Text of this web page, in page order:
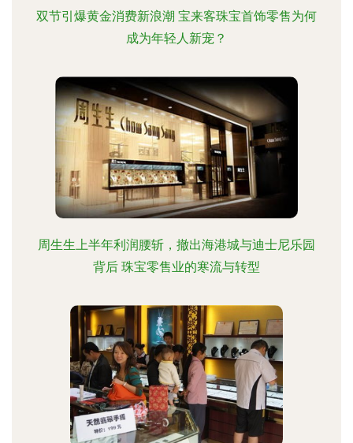
双节引爆黄金消费新浪潮 宝来客珠宝首饰零售为何
成为年轻人新宠？
周生生上半年利润腰斩，撤出海港城与迪士尼乐园
背后 珠宝零售业的寒流与转型